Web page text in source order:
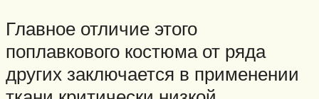
Главное отличие этого
поплавкового костюма от ряда
других заключается в применении